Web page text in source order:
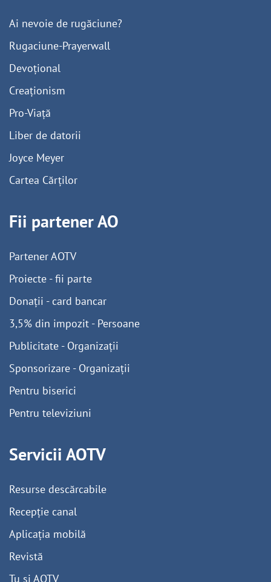
Ai nevoie de rugăciune?
Rugaciune-Prayerwall
Devoțional
Creaționism
Pro-Viață
Liber de datorii
Joyce Meyer
Cartea Cărților
Fii partener AO
Partener AOTV
Proiecte - fii parte
Donații - card bancar
3,5% din impozit - Persoane
Publicitate - Organizații
Sponsorizare - Organizații
Pentru biserici
Pentru televiziuni
Servicii AOTV
Resurse descărcabile
Recepție canal
Aplicația mobilă
Revistă
Tu și AOTV